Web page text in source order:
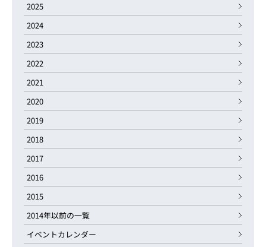
2025
2024
2023
2022
2021
2020
2019
2018
2017
2016
2015
2014年以前の一覧
イベントカレンダー